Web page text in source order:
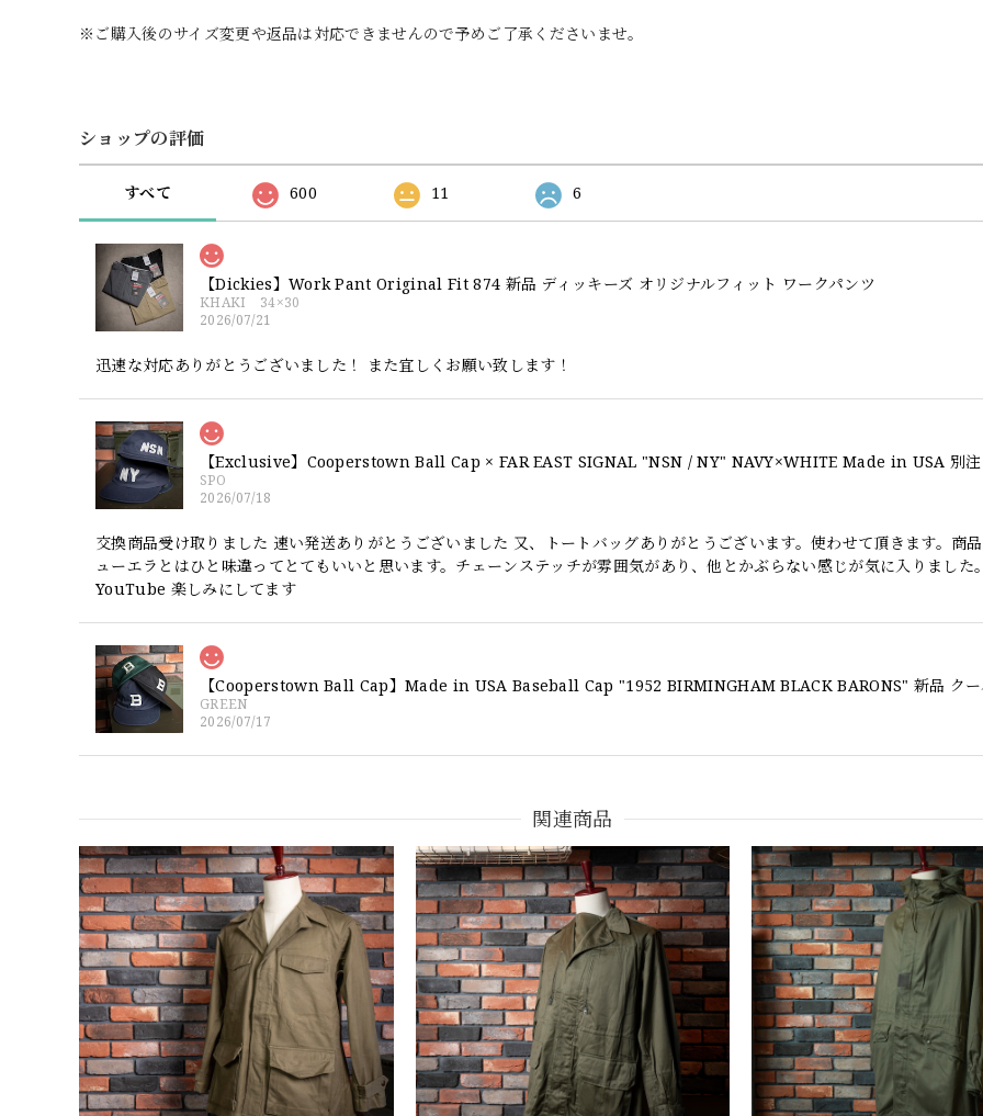
※ご購入後のサイズ変更や返品は対応できませんので予めご了承くださいませ。
ショップの評価
すべて 600 11 6
【Dickies】Work Pant Original Fit 874 新品 ディッキーズ オリジナルフィット ワークパンツ
KHAKI 34×30
2026/07/21
迅速な対応ありがとうございました！ また宜しくお願い致します！
SPO
2026/07/18
交換商品受け取りました 速い発送ありがとうございました 又、トートバッグありがとうございます。使わせて頂きます。商
ューエラとはひと味違ってとてもいいと思います。チェーンステッチが雰囲気があり、他とかぶらない感じが気に入りました。
YouTube 楽しみにしてます
GREEN
2026/07/17
【W36】POLO by Ralph Lauren POLO CHINO ポロチノ ラルフローレン ユーズド ショーツ ショートパン
DSA
2026/07/16
なかなか見つからないこの色味が本当に好きです！ありがとうございました！
関連商品